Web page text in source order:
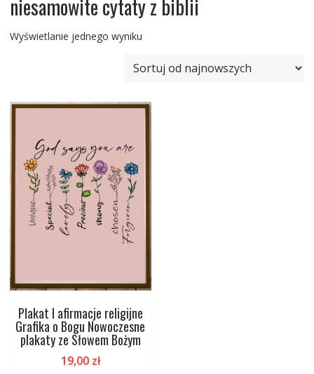
niesamowite cytaty z biblii
Wyświetlanie jednego wyniku
Plakat I afirmacje religijne
Grafika o Bogu Nowoczesne
plakaty ze Słowem Bożym
19,00 zł